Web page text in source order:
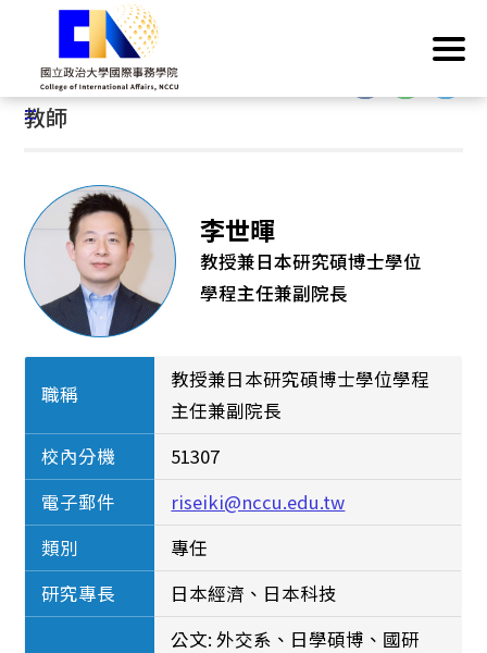
要
內
首頁/本院介紹/
:::
教師
李世暉
教授兼日本研究碩博士學位
學程主任兼副院長
職稱
教授兼日本研究碩博士學位學程
主任兼副院長
校內分機
51307
電子郵件
riseiki@nccu.edu.tw
類別
專任
研究專長
日本經濟、日本科技
公文: 外交系、日學碩博、國研